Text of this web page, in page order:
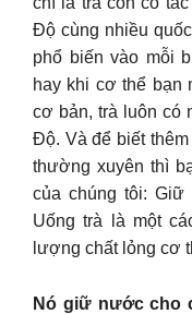
Độ cùng nhiều
phổ biến vào mỗi
hay khi cơ thể bạn
cơ bản, trà luôn có
Độ. Và để biết
thường xuyên thì
của chúng tôi:
Uống trà là một
lượng chất lỏng cơ
Nó giữ nước cho